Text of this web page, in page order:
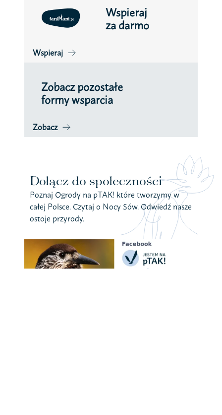
Wspieraj
za darmo
Wspieraj
Zobacz pozostałe
formy wsparcia
Zobacz
Dołącz do społeczności
Poznaj Ogrody na pTAK! które tworzymy w
całej Polsce. Czytaj o Nocy Sów. Odwiedź nasze
ostoje przyrody.